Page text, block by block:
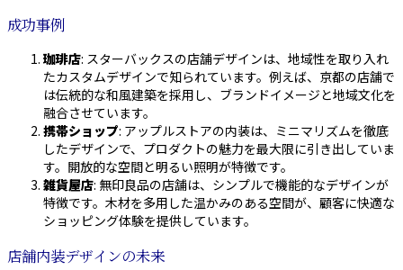
成功事例
珈琲店: スターバックスの店舗デザインは、地域性を取り入れ
たカスタムデザインで知られています。例えば、京都の店舗で
は伝統的な和風建築を採用し、ブランドイメージと地域文化を
融合させています。
携帯ショップ: アップルストアの内装は、ミニマリズムを徹底
したデザインで、プロダクトの魅力を最大限に引き出していま
す。開放的な空間と明るい照明が特徴です。
雑貨屋店: 無印良品の店舗は、シンプルで機能的なデザインが
特徴です。木材を多用した温かみのある空間が、顧客に快適な
ショッピング体験を提供しています。
店舗内装デザインの未来